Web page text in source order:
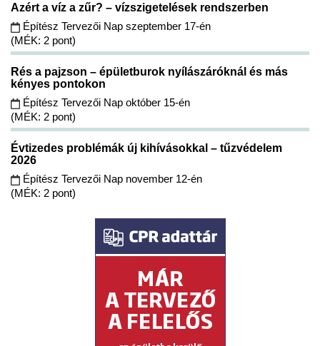
Azért a víz a zűr? – vízszigetelések rendszerben
Építész Tervezői Nap szeptember 17-én
(MÉK: 2 pont)
Rés a pajzson – épületburok nyílászáróknál és más
kényes pontokon
Építész Tervezői Nap október 15-én
(MÉK: 2 pont)
Évtizedes problémák új kihívásokkal – tűzvédelem
2026
Építész Tervezői Nap november 12-én
(MÉK: 2 pont)